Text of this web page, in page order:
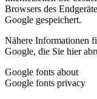
Browsers des
Google gespeichert.
Nähere Informationen
Google, die Sie hier
Google fonts about
Google fonts privacy